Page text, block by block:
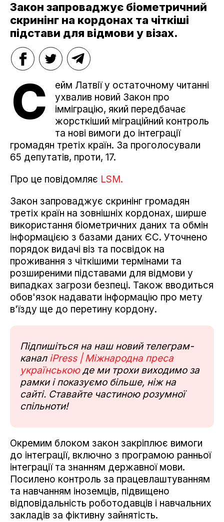
Закон запроваджує біометричний
скринінг на кордонах та чіткіші
підстави для відмови у візах.
С
ейм Латвії у остаточному читанні
ухвалив новий Закон про
імміграцію, який передбачає
жорсткіший міграційний контроль
та нові вимоги до інтеграції
громадян третіх країн. За проголосували
65 депутатів, проти, 17.
Про це повідомляє LSM.
Закон запроваджує скринінг громадян
третіх країн на зовнішніх кордонах, ширше
використання біометричних даних та обмін
інформацією з базами даних ЄС. Уточнено
порядок видачі віз та посвідок на
проживання з чіткішими термінами та
розширеними підставами для відмови у
випадках загрози безпеці. Також вводиться
обов'язок надавати інформацію про мету
в'їзду ще до перетину кордону.
Підпишіться на наш новий телеграм-
канал iPress | Міжнародна преса
українськоюде ми трохи виходимо за
рамки і показуємо більше, ніж на
сайті. Ставайте частиною розумної
спільноти!
Окремим блоком закон закріплює вимоги
до інтеграції, включно з програмою ранньої
інтеграції та знанням державної мови.
Посилено контроль за працевлаштуванням
та навчанням іноземців, підвищено
відповідальність роботодавців і навчальних
закладів за фіктивну зайнятість.